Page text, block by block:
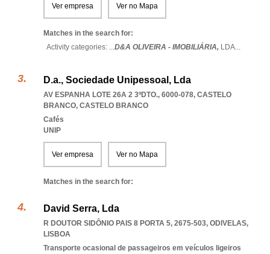
Ver empresa Ver no Mapa
Matches in the search for:
Activity categories: ...D&A OLIVEIRA - IMOBILIÁRIA, LDA...
D.a., Sociedade Unipessoal, Lda
AV ESPANHA LOTE 26A 2 3ºDTO., 6000-078, CASTELO
BRANCO, CASTELO BRANCO
Cafés
UNIP
Ver empresa Ver no Mapa
Matches in the search for:
David Serra, Lda
R DOUTOR SIDÔNIO PAIS 8 PORTA 5, 2675-503, ODIVELAS,
LISBOA
Transporte ocasional de passageiros em veículos ligeiros